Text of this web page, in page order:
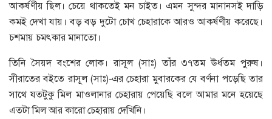
আকর্ষণীয় ছিল। চেয়ে থাকতেই মন চাইত। এমন সুন্দর মানানসই দাড়ি
কমই দেখা যায়। বড় বড় দুটো চোখ চেহারাকে আরও আকর্ষণীয় করেছে।
চশমায় চমৎকার মানাতো।
তিনি সৈয়দ বংশের লোক। রাসূল (সাঃ) তাঁর ৩৭তম ঊর্ধতম পুরুষ।
সীরাতের বইতে রাসূল (সাঃ)-এর চেহারা মুবারকের যে বর্ণনা পড়েছি তার
সাথে যতটুকু মিল মাওলানার চেহারায় পেয়েছি বলে আমার মনে হয়েছে
এতটা মিল আর কারো চেহারায় দেখিনি।